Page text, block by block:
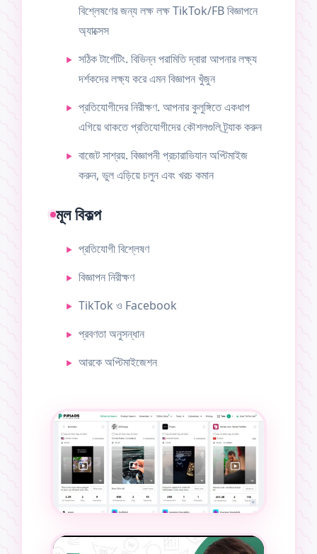
বিশ্লেষণের জন্য লক্ষ লক্ষ TikTok/FB বিজ্ঞাপনে
অ্যাক্সেস
সঠিক টার্গেটিং. বিভিন্ন পরামিতি দ্বারা আপনার লক্ষ্য
দর্শকদের লক্ষ্য করে এমন বিজ্ঞাপন খুঁজুন
প্রতিযোগীদের নিরীক্ষণ. আপনার কুলুঙ্গিতে একধাপ
এগিয়ে থাকতে প্রতিযোগীদের কৌশলগুলি ট্র্যাক করুন
বাজেট সাশ্রয়. বিজ্ঞাপনী প্রচারাভিযান অপ্টিমাইজ
করুন, ভুল এড়িয়ে চলুন এবং খরচ কমান
মূল বিকল্প
প্রতিযোগী বিশ্লেষণ
বিজ্ঞাপন নিরীক্ষণ
TikTok ও Facebook
প্রবণতা অনুসন্ধান
আরকে অপ্টিমাইজেশন